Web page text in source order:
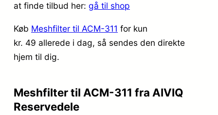
at finde tilbud her: gå til shop
Køb Meshfilter til ACM-311 for kun
kr. 49 allerede i dag, så sendes den direkte
hjem til dig.
Meshfilter til ACM-311 fra AIVIQ
Reservedele